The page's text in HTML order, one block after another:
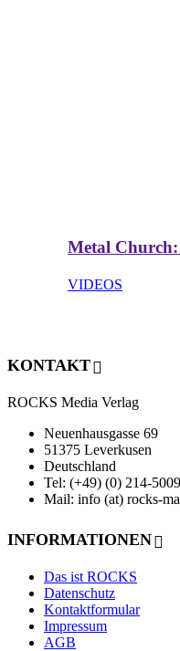
Metal
VIDEOS
KONTAKT
ROCKS Media Verlag
Neuenhausgasse 69
51375 Leverkusen
Deutschland
Tel: (+49) (0) 214-
Mail: info (at) rocks-
INFORMATIONEN
Das ist ROCKS
Datenschutz
Kontaktformular
Impressum
AGB